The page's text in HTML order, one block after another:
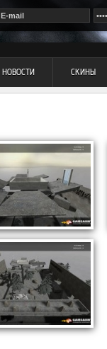
НОВОСТИ СКИНЫ